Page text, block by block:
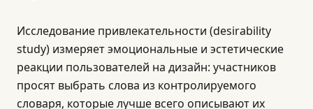
Исследование привлекательности (desirability
study) измеряет эмоциональные и эстетические
реакции пользователей на дизайн: участников
просят выбрать слова из контролируемого
словаря, которые лучше всего описывают их